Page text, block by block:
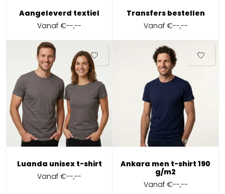
Aangeleverd textiel
Vanaf€--,--
Transfers bestellen
Vanaf €--,--
Luanda unisex t-shirt
Vanaf€--,--
Ankara men t-shirt 190
g/m2
Vanaf €--,--